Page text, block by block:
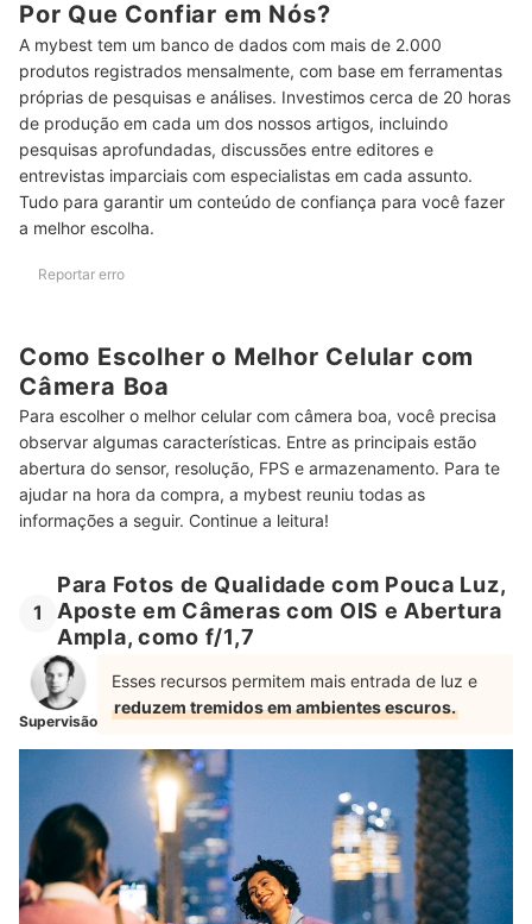
Top 10 Melhores Celulares com Câmera Boa
Perguntas Frequentes sobre Celulares com Câmera Boa
Qual é o Celular Mais Usado por Profissionais de Fotografia?
Quais Celulares Oferecem Recursos Avançados de Software para
Fotos?
Qual Smartphone Tem o Melhor Zoom Óptico?
Quem Tem a Melhor Câmera, Samsung ou Xiaomi?
Ajuda dos Nossos Artigos
Por Que Confiar em Nós?
A mybest tem um banco de dados com mais de 2.000
produtos registrados mensalmente, com base em ferramentas
próprias de pesquisas e análises. Investimos cerca de 20 horas
de produção em cada um dos nossos artigos, incluindo
pesquisas aprofundadas, discussões entre editores e
entrevistas imparciais com especialistas em cada assunto.
Tudo para garantir um conteúdo de confiança para você fazer
a melhor escolha.
Reportar erro
Como Escolher o Melhor Celular com
Câmera Boa
Para escolher o melhor celular com câmera boa, você precisa
observar algumas características. Entre as principais estão
abertura do sensor, resolução, FPS e armazenamento. Para te
ajudar na hora da compra, a mybest reuniu todas as
informações a seguir. Continue a leitura!
1
Para Fotos de Qualidade com Pouca Luz,
Aposte em Câmeras com OIS e Abertura
Ampla, como f/1,7
Supervisão
Esses recursos permitem mais entrada de luz e
reduzem tremidos em ambientes escuros.